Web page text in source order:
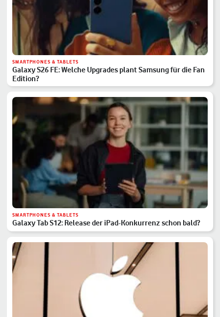
SMARTPHONES & TABLETS
Galaxy S26 FE: Welche Upgrades plant Samsung für die Fan
Edition?
SMARTPHONES & TABLETS
Galaxy Tab S12: Release der iPad-Konkurrenz schon bald?